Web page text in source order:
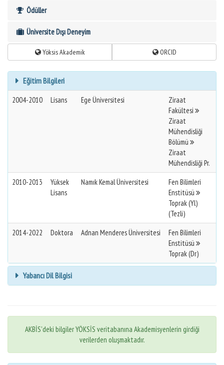
Ödüller
Üniversite Dışı Deneyim
Yöksis Akademik ORCID
Eğitim Bilgileri
2004-2010 Lisans Ege Üniversitesi
Ziraat
Fakültesi
Ziraat
Mühendisliği
Bölümü
Ziraat
Mühendisliği Pr.
2010-2013
Yüksek
Lisans
Namık Kemal Üniversitesi
Fen Bilimleri
Enstitüsü
Toprak (Yl)
(Tezli)
2014-2022
Doktora Adnan Menderes Üniversitesi
Fen Bilimleri
Enstitüsü
Toprak (Dr)
Yabancı Dil Bilgisi
AKBİS'deki bilgiler YÖKSİS veritabanına Akademisyenlerin girdiği
verilerden oluşmaktadır.